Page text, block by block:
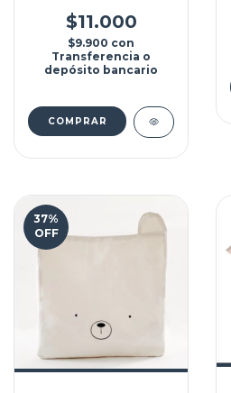
$11.000
$9.900 con
Transferencia o
depósito bancario
COMPRAR
37%
OFF